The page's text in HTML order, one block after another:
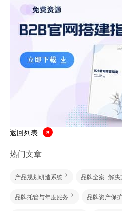
返回列表
热门文章
产品规划研造系统 品牌全案_解决
品牌托管与年度服务 品牌资产保